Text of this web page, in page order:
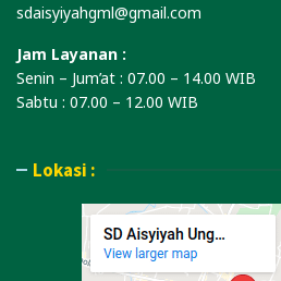
sdaisyiyahgml@gmail.com
Jam Layanan :
Senin – Jum’at : 07.00 – 14.00 WIB
Sabtu : 07.00 – 12.00 WIB
Lokasi :